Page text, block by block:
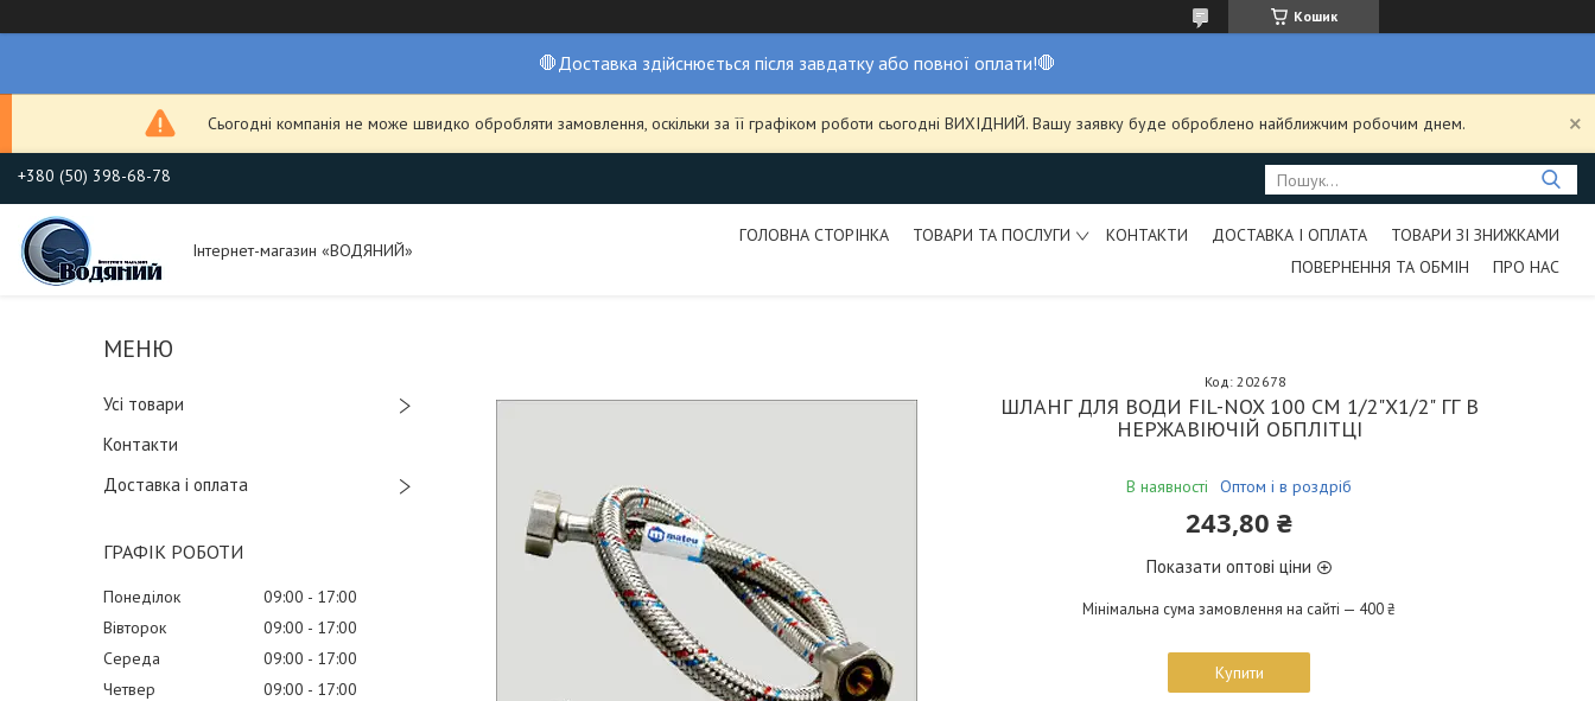
Кошик
🛑Доставка здійснюється після завдатку або повної оплати!🛑
Сьогодні компанія не може швидко обробляти замовлення, оскільки за її графіком роботи сьогодні ВИХІДНИЙ. Вашу заявку буде оброблено найближчим робочим днем.
+380 (50) 398-68-78
Інтернет-магазин «ВОДЯНИЙ»
ГОЛОВНА СТОРІНКА ТОВАРИ ТА ПОСЛУГИ КОНТАКТИ ДОСТАВКА І ОПЛАТА
ТОВАРИ ЗІ ЗНИЖКАМИ
ПОВЕРНЕННЯ ТА ОБМІН
ПРО НАС
Усі товари
Контакти
Доставка і оплата
ГРАФІК РОБОТИ
Понеділок 09:00
17:00
Вівторок
09:00
17:00
Середа
09:00
17:00
Четвер
09:00
17:00
ШЛАНГ ДЛЯ ВОДИ FIL-NOX 100 СМ 1/2"Х1/2" ГГ В
НЕРЖАВІЮЧІЙ ОБПЛІТЦІ
В наявності Оптом і в роздріб
Код: 202678
243,80 ₴
Показати оптові ціни
Мінімальна сума замовлення на сайті — 400 ₴
Купити